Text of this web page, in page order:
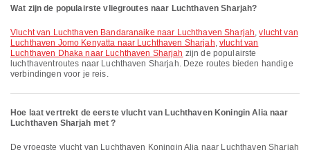
Wat zijn de populairste vliegroutes naar Luchthaven Sharjah?
vlucht van Luchthaven Bandaranaike naar Luchthaven Sharjah,vlucht van
Luchthaven Jomo Kenyatta naar Luchthaven Sharjah,vlucht van
Luchthaven Dhaka naar Luchthaven Sharjah zijn de populairste
luchthaventroutes naar Luchthaven Sharjah. Deze routes bieden handige
verbindingen voor je reis.
Hoe laat vertrekt de eerste vlucht van Luchthaven Koningin Alia naar
Luchthaven Sharjah met ?
De vroegste vlucht van Luchthaven Koningin Alia naar Luchthaven Sharjah